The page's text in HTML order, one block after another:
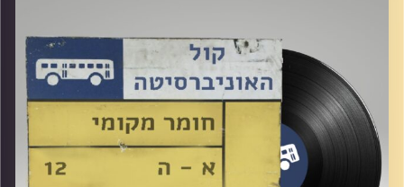
Elior Buchnik